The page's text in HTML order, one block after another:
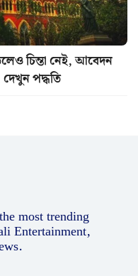
চিন্তা নেই, আবেদন
পদ্ধতি
most trending
Entertainment,